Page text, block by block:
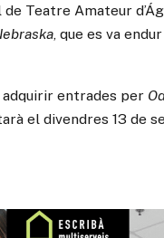
Teatre Amateur
, que es va
adquirir entrades per
el divendres 13 de